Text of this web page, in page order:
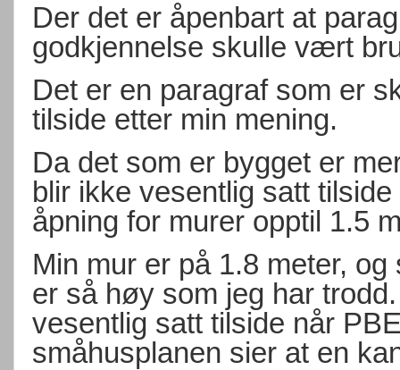
Der det er åpenbart at
godkjennelse skulle vært
Det er en paragraf som er
tilside etter min mening.
Da det som er bygget er
blir ikke vesentlig satt
åpning for murer opptil 1.5
Min mur er på 1.8 meter,
er så høy som jeg har
vesentlig satt tilside når
småhusplanen sier at en